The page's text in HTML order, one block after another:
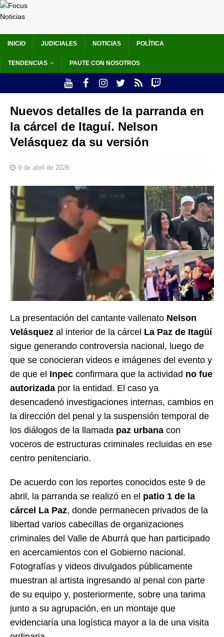
INICIO JUDICIALES NOTICIAS POLÍTICA
TENDENCIAS PAUTE CON NOSOTROS
Nuevos detalles de la parranda en
la cárcel de Itaguí. Nelson
Velásquez da su versión
9 de abril de 2026
La presentación del cantante vallenato Nelson
Velásquez al interior de la cárcel La Paz de Itagüí
sigue generando controversia nacional, luego de
que se conocieran videos e imágenes del evento y
de que el Inpec confirmara que la actividad no fue
autorizada por la entidad. El caso ya
desencadenó investigaciones internas, cambios en
la dirección del penal y la suspensión temporal de
los diálogos de la llamada paz urbana con
voceros de estructuras criminales recluidas en ese
centro penitenciario.
De acuerdo con los reportes conocidos este 9 de
abril, la parranda se realizó en el patio 1 de la
cárcel La Paz, donde permanecen privados de la
libertad varios cabecillas de organizaciones
criminales del Valle de Aburrá que han participado
en acercamientos con el Gobierno nacional.
Fotografías y videos divulgados públicamente
muestran al artista ingresando al penal con parte
de su equipo y, posteriormente, sobre una tarima
junto a su agrupación, en un montaje que
evidenciaría una logística mayor a la de una visita